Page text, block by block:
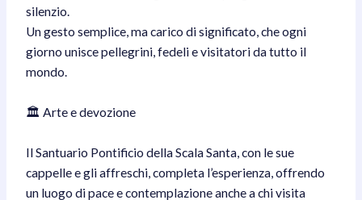
silenzio.
Un gesto semplice, ma carico di significato, che ogni
giorno unisce pellegrini, fedeli e visitatori da tutto il
mondo.
🏛️ Arte e devozione
Il Santuario Pontificio della Scala Santa, con le sue
cappelle e gli affreschi, completa l’esperienza, offrendo
un luogo di pace e contemplazione anche a chi visita